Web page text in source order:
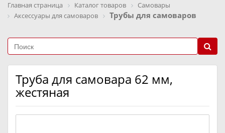
Главная страница Каталог товаров
Самовары
Аксессуары для самоваров
Трубы для самоваров
Труба для самовара 62 мм,
жестяная